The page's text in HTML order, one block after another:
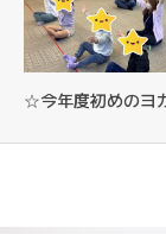
☆今年度初めのヨ